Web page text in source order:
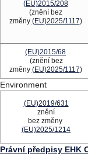
(EU)2015/208
(znění bez
změny (EU)2025/1117)
(EU)2015/68
(znění bez
změny (EU)2025/1117)
Environment
(EU)2019/631
znění
bez změny
(EU)2025/1214
Právní předpisy EHK